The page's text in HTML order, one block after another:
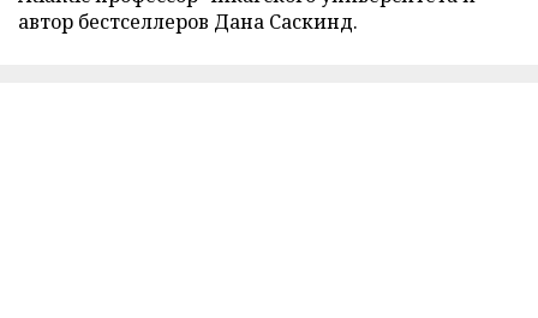
автор бестселлеров Дана Саскинд.